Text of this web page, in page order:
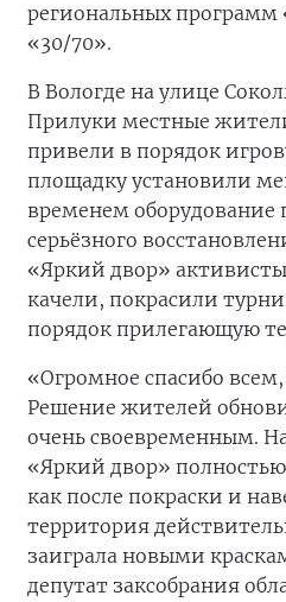
региональных программ
«30/70».
В Вологде на улице
Прилуки местные
привели в порядок
площадку установили
временем оборудование
серьёзного
«Яркий двор»
качели, покрасили
порядок прилегающую
«Огромное спасибо
Решение жителей
очень своевременным.
«Яркий двор» полностью
как после покраски и
территория
заиграла новыми
депутат заксобрания